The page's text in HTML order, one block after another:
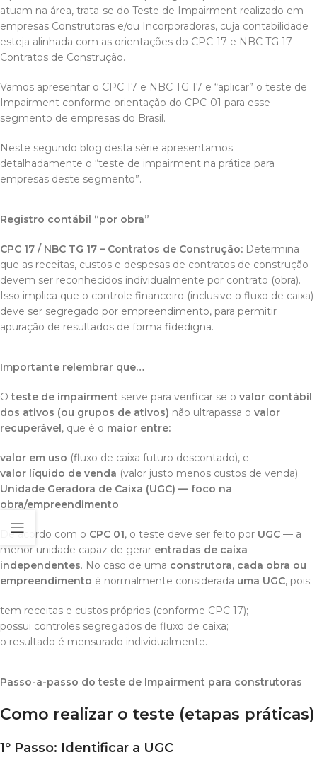
atuam na área, trata-se do Teste de Impairment realizado em
empresas Construtoras e/ou Incorporadoras, cuja contabilidade
esteja alinhada com as orientações do CPC-17 e NBC TG 17
Contratos de Construção.
Vamos apresentar o CPC 17 e NBC TG 17 e “aplicar” o teste de
Impairment conforme orientação do CPC-01 para esse
segmento de empresas do Brasil.
Neste segundo blog desta série apresentamos
detalhadamente o “teste de impairment na prática para
empresas deste segmento”.
Registro contábil “por obra”
CPC 17 / NBC TG 17 – Contratos de Construção: Determina
que as receitas, custos e despesas de contratos de construção
devem ser reconhecidos individualmente por contrato (obra).
Isso implica que o controle financeiro (inclusive o fluxo de caixa)
deve ser segregado por empreendimento, para permitir
apuração de resultados de forma fidedigna.
Importante relembrar que…
Oteste de impairment serve para verificar se o valor contábil
dos ativos (ou grupos de ativos) não ultrapassa o valor
recuperável , que é o maior entre:
valor em uso (fluxo de caixa futuro descontado), e
valor líquido de venda (valor justo menos custos de venda).
Unidade Geradora de Caixa (UGC) — foco na
obra/empreendimento
De acordo com o CPC 01, o teste deve ser feito por UGC — a
menor unidade capaz de gerar entradas de caixa
independentes. No caso de uma construtora, cada obra ou
empreendimento é normalmente considerada uma UGC, pois:
tem receitas e custos próprios (conforme CPC 17);
possui controles segregados de fluxo de caixa;
o resultado é mensurado individualmente.
Passo-a-passo do teste de Impairment para construtoras
Como realizar o teste (etapas práticas)
1º Passo: Identificar a UGC